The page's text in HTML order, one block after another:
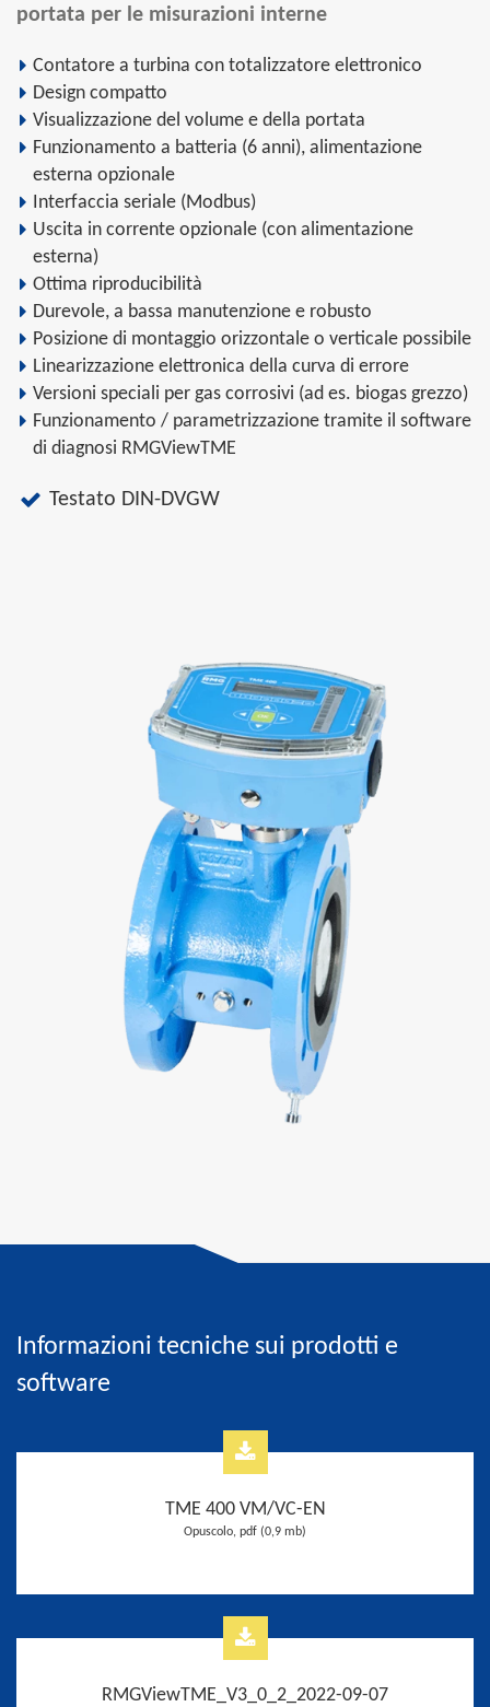
portata per le misurazioni interne
Contatore a turbina con totalizzatore elettronico
Design compatto
Visualizzazione del volume e della portata
Funzionamento a batteria (6 anni), alimentazione
esterna opzionale
Interfaccia seriale (Modbus)
Uscita in corrente opzionale (con alimentazione
esterna)
Ottima riproducibilità
Durevole, a bassa manutenzione e robusto
Posizione di montaggio orizzontale o verticale possibile
Linearizzazione elettronica della curva di errore
Versioni speciali per gas corrosivi (ad es. biogas grezzo)
Funzionamento / parametrizzazione tramite il software
di diagnosi RMGViewTME
Testato DIN-DVGW
Informazioni tecniche sui prodotti e
software
TME 400 VM/VC-EN
Opuscolo, pdf (0,9 mb)
RMGViewTME_V3_0_2_2022-09-07